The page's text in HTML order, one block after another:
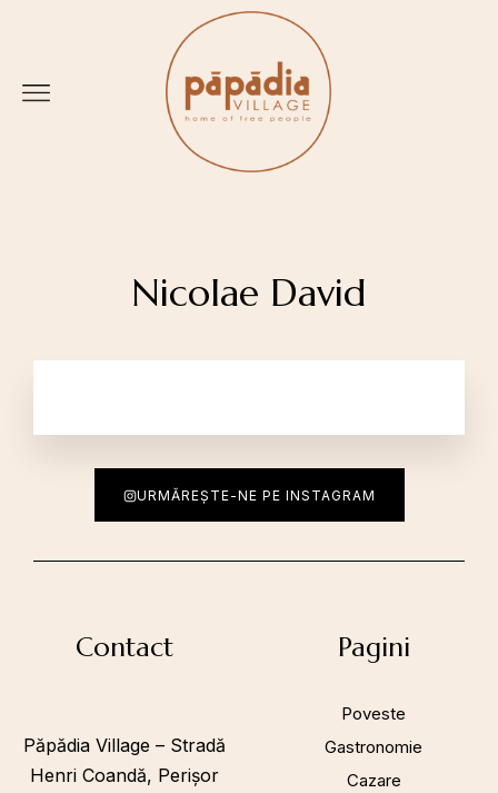
Nicolae David
URMĂREȘTE-NE PE INSTAGRAM
Contact
Păpădia Village – Stradă
Henri Coandă, Perișor
Pagini
Poveste
Gastronomie
Cazare